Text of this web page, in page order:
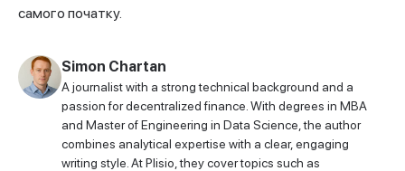
самого початку.
Simon Chartan
A journalist with a strong technical background and a
passion for decentralized finance. With degrees in MBA
and Master of Engineering in Data Science, the author
combines analytical expertise with a clear, engaging
writing style. At Plisio, they cover topics such as